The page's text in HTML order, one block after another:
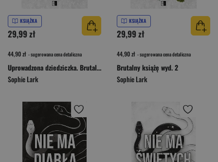
KSIĄŻKA
29,99 zł
44,90 zł - sugerowana cena detaliczna
Uprowadzona dziedziczka. Brutalne dziedzictwo. Tom 2
Sophie Lark
KSIĄŻKA
29,99 zł
44,90 zł - sugerowana cena detaliczna
Brutalny książę wyd. 2
Sophie Lark